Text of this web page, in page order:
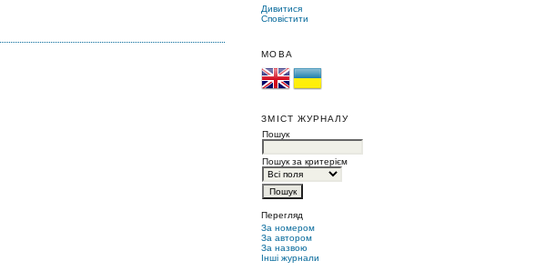
Дивитися
Сповістити
МОВА
ЗМІСТ ЖУРНАЛУ
Пошук
Пошук за критерієм
Перегляд
За номером
За автором
За назвою
Інші журнали